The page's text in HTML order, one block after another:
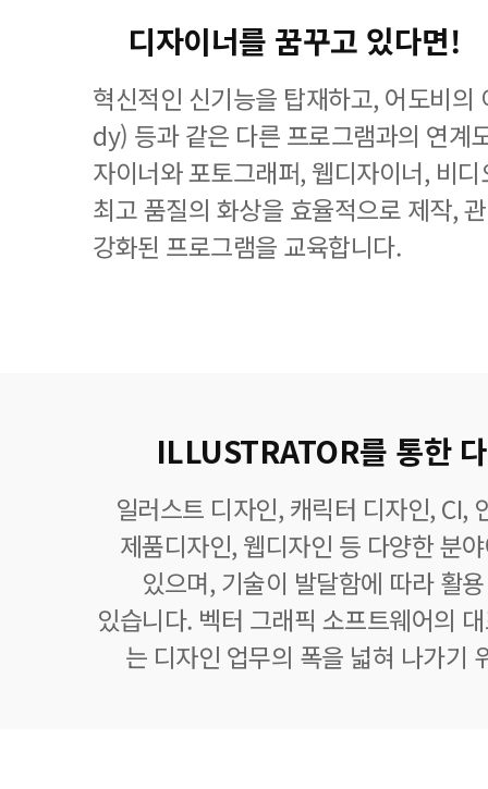
디자이너를 꿈꾸고 있다면!
혁신적인 신기능을 탑재하고, 어도비
dy) 등과 같은 다른 프로그램과의 연계
자이너와 포토그래퍼, 웹디자이너, 비
최고 품질의 화상을 효율적으로 제작,
강화된 프로그램을 교육합니다.
ILLUSTRATOR를 통한
일러스트 디자인, 캐릭터 디자인, CI,
제품디자인, 웹디자인 등 다양한 분
있으며, 기술이 발달함에 따라 활
있습니다. 벡터 그래픽 소프트웨어의
는 디자인 업무의 폭을 넓혀 나가기